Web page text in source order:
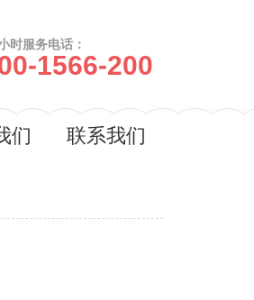
时服务电话：
1566-200
们 联系我们